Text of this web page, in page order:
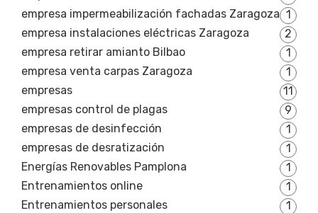
empresa impermeabilización fachadas Zaragoza 1
empresa instalaciones eléctricas Zaragoza
2
empresa retirar amianto Bilbao
1
empresa venta carpas Zaragoza
1
empresas
11
empresas control de plagas
9
empresas de desinfección
1
empresas de desratización
1
Energías Renovables Pamplona
1
Entrenamientos online
1
Entrenamientos personales
1